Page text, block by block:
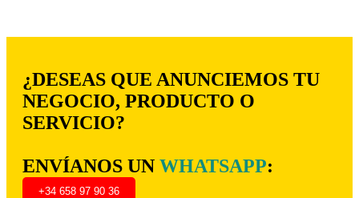
¿DESEAS QUE ANUNCIEMOS TU
NEGOCIO, PRODUCTO O
SERVICIO?
ENVÍANOS UN WHATSAPP:
+34 658 97 90 36